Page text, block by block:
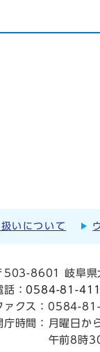
いについて
503-8601 岐阜県
話：0584-81-
ァクス：0584-
庁時間： 月曜日か
午前8時